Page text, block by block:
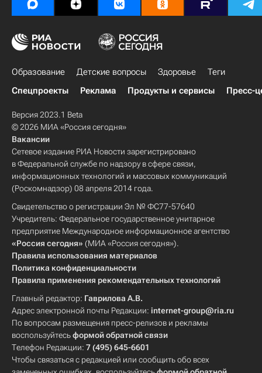
Образование Детские вопросы Здоровье
Теги
Спецпроекты
Реклама Продукты и сервисы Пресс-
Версия 2023.1 Beta
© 2026 МИА «Россия сегодня»
Вакансии
Сетевое издание РИА Новости зарегистрировано
в Федеральной службе по надзору в сфере связи,
информационных технологий и массовых коммуникаций
(Роскомнадзор) 08 апреля 2014 года.
Свидетельство о регистрации Эл № ФС77-57640
Учредитель: Федеральное государственное унитарное
предприятие Международное информационное агентство
«Россия сегодня» (МИА «Россия сегодня»).
Правила использования материалов
Политика конфиденциальности
Правила применения рекомендательных технологий
Главный редактор: Гаврилова А.В.
Адрес электронной почты Редакции: internet-group@ria.ru
По вопросам размещения пресс-релизов и рекламы
воспользуйтесьформой обратной связи
Телефон Редакции: 7 (495) 645-6601
Чтобы связаться с редакцией или сообщить обо всех